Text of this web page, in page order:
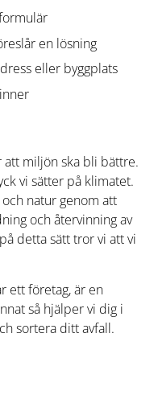
en lösning
eller byggplats
att miljön ska bli bättre.
vi sätter på klimatet.
natur genom att
och återvinning av
detta sätt tror vi att vi
ett företag, är en
så hjälper vi dig i
sortera ditt avfall.